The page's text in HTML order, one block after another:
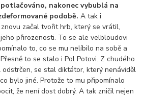
nakonec vybublá na
podobě. A tak i
začal tvořit hrb, který se vrátil,
přirozenosti. To se ale velbloudovi
to, co se mu nelíbilo na sobě a
to se stalo i Pol Potovi. Z chudého
se stal diktátor, který nenáviděl
bylo jiné. Protože to mu připomínalo
že není dost dobrý. A tak zničil nejen